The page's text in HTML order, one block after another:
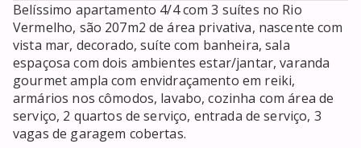
Belíssimo apartamento 4/4 com 3 suítes no Rio
Vermelho, são 207m2 de área privativa, nascente com
vista mar, decorado, suíte com banheira, sala
espaçosa com dois ambientes estar/jantar, varanda
gourmet ampla com envidraçamento em reiki,
armários nos cômodos, lavabo, cozinha com área de
serviço, 2 quartos de serviço, entrada de serviço, 3
vagas de garagem cobertas.